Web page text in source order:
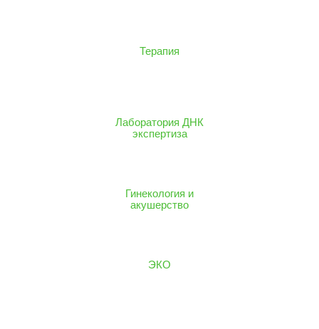
Терапия
Лаборатория ДНК
экспертиза
Гинекология и
акушерство
ЭКО